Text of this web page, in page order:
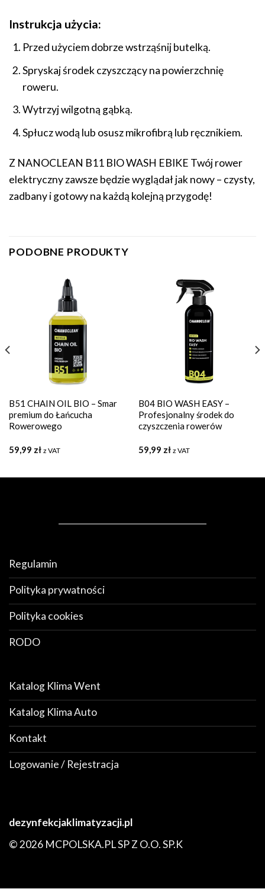
Instrukcja użycia:
Przed użyciem dobrze wstrząśnij butelką.
Spryskaj środek czyszczący na powierzchnię
roweru.
Wytrzyj wilgotną gąbką.
Spłucz wodą lub osusz mikrofibrą lub ręcznikiem.
Z NANOCLEAN B11 BIO WASH EBIKE Twój rower
elektryczny zawsze będzie wyglądał jak nowy – czysty,
zadbany i gotowy na każdą kolejną przygodę!
PODOBNE PRODUKTY
B51 CHAIN OIL BIO – Smar
premium do Łańcucha
Rowerowego
59,99 zł z VAT
B04 BIO WASH EASY –
Profesjonalny środek do
czyszczenia rowerów
59,99 zł z VAT
Regulamin
Polityka prywatności
Polityka cookies
RODO
Katalog Klima Went
Katalog Klima Auto
Kontakt
Logowanie / Rejestracja
dezynfekcjaklimatyzacji.pl
© 2026 MCPOLSKA.PL SP Z O.O. SP.K